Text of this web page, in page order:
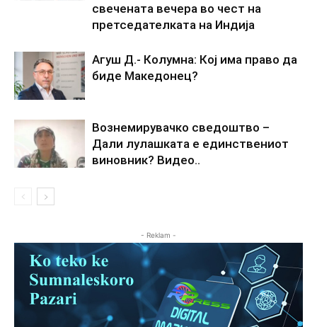
свечената вечера во чест на
претседателката на Индија
Агуш Д.- Колумна: Кој има право да
биде Македонец?
Вознемирувачко сведоштво –
Дали лулашката е единствениот
виновник? Видео..
- Reklam -